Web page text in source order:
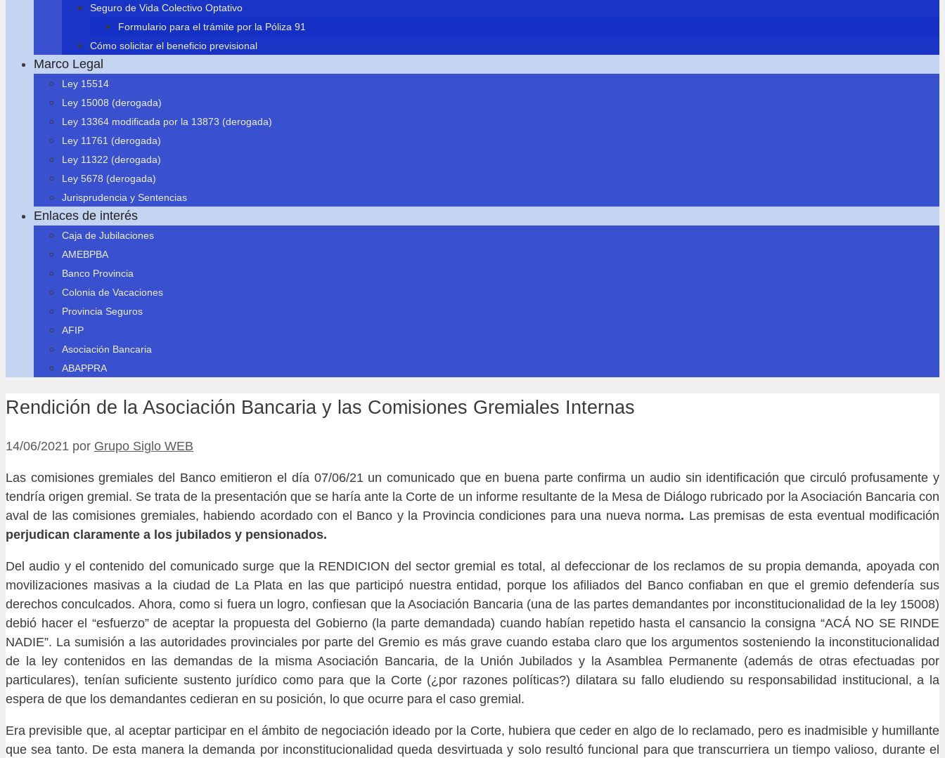
Seguro de Vida Colectivo Optativo
Formulario para el trámite por la Póliza 91
Cómo solicitar el beneficio previsional
Marco Legal
Ley 15514
Ley 15008 (derogada)
Ley 13364 modificada por la 13873 (derogada)
Ley 11761 (derogada)
Ley 11322 (derogada)
Ley 5678 (derogada)
Jurisprudencia y Sentencias
Enlaces de interés
Caja de Jubilaciones
AMEBPBA
Banco Provincia
Colonia de Vacaciones
Provincia Seguros
AFIP
Asociación Bancaria
ABAPPRA
Rendición de la Asociación Bancaria y las Comisiones Gremiales Internas
14/06/2021 por Grupo Siglo WEB
Las comisiones gremiales del Banco emitieron el día 07/06/21 un comunicado que en buena parte confirma un audio sin identificación que circuló profusamente y
tendría origen gremial. Se trata de la presentación que se haría ante la Corte de un informe resultante de la Mesa de Diálogo rubricado por la Asociación Bancaria con
aval de las comisiones gremiales, habiendo acordado con el Banco y la Provincia condiciones para una nueva norma. Las premisas de esta eventual modificación
perjudican claramente a los jubilados y pensionados.
Del audio y el contenido del comunicado surge que la RENDICION del sector gremial es total, al defeccionar de los reclamos de su propia demanda, apoyada con
movilizaciones masivas a la ciudad de La Plata en las que participó nuestra entidad, porque los afiliados del Banco confiaban en que el gremio defendería sus
derechos conculcados. Ahora, como si fuera un logro, confiesan que la Asociación Bancaria (una de las partes demandantes por inconstitucionalidad de la ley 15008)
debió hacer el “esfuerzo” de aceptar la propuesta del Gobierno (la parte demandada) cuando habían repetido hasta el cansancio la consigna “ACÁ NO SE RINDE
NADIE”. La sumisión a las autoridades provinciales por parte del Gremio es más grave cuando estaba claro que los argumentos sosteniendo la inconstitucionalidad
de la ley contenidos en las demandas de la misma Asociación Bancaria, de la Unión Jubilados y la Asamblea Permanente (además de otras efectuadas por
particulares), tenían suficiente sustento jurídico como para que la Corte (¿por razones políticas?) dilatara su fallo eludiendo su responsabilidad institucional, a la
espera de que los demandantes cedieran en su posición, lo que ocurre para el caso gremial.
Era previsible que, al aceptar participar en el ámbito de negociación ideado por la Corte, hubiera que ceder en algo de lo reclamado, pero es inadmisible y humillante
que sea tanto. De esta manera la demanda por inconstitucionalidad queda desvirtuada y solo resultó funcional para que transcurriera un tiempo valioso, durante el